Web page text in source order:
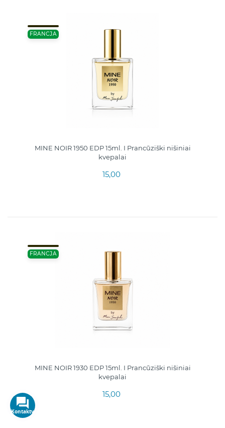
FRANCJA
MINE NOIR 1950 EDP 15ml. I Prancūziški nišiniai
kvepalai
15,00
FRANCJA
MINE NOIR 1930 EDP 15ml. I Prancūziški nišiniai
kvepalai
15,00